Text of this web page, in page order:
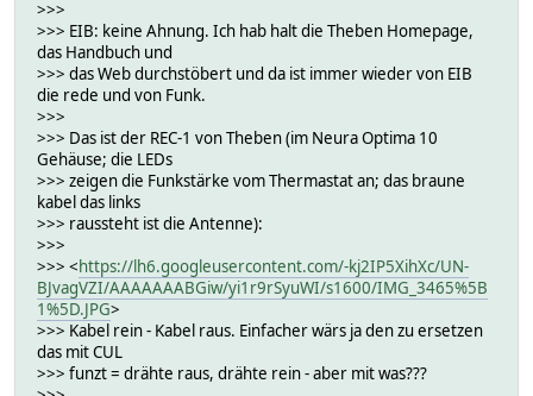
>>>
>>> EIB: keine Ahnung. Ich hab halt die Theben Homepage,
das Handbuch und
>>> das Web durchstöbert und da ist immer wieder von EIB
die rede und von Funk.
>>>
>>> Das ist der REC-1 von Theben (im Neura Optima 10
Gehäuse; die LEDs
>>> zeigen die Funkstärke vom Thermastat an; das braune
kabel das links
>>> raussteht ist die Antenne):
>>>
>>> <https://lh6.googleusercontent.com/-kj2IP5XihXc/UN-
BJvagVZI/AAAAAAABGiw/yi1r9rSyuWI/s1600/IMG_3465%5B
1%5D.JPG>
>>> Kabel rein - Kabel raus. Einfacher wärs ja den zu ersetzen
das mit CUL
>>> funzt = drähte raus, drähte rein - aber mit was???